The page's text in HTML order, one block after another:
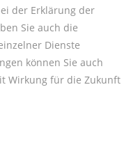
der Erklärung der
Sie auch die
Dienste
können Sie auch
Wirkung für die Zukunft